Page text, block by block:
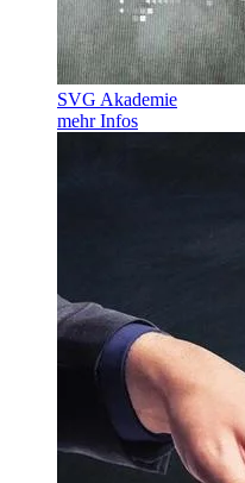
SVG Akademie
mehr Infos